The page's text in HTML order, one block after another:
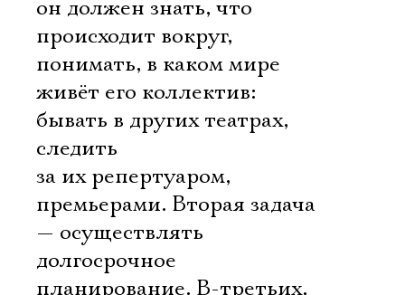
он должен знать, что
происходит вокруг,
понимать, в каком мире
живёт его коллектив:
бывать в других театрах,
следить
за их репертуаром,
премьерами. Вторая задача
— осуществлять
долгосрочное
планирование. В-третьих,